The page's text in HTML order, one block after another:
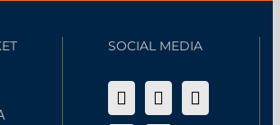
SOCIAL MEDIA